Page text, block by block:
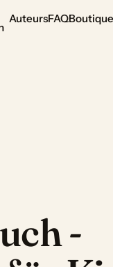
AuteursFAQBoutique
-